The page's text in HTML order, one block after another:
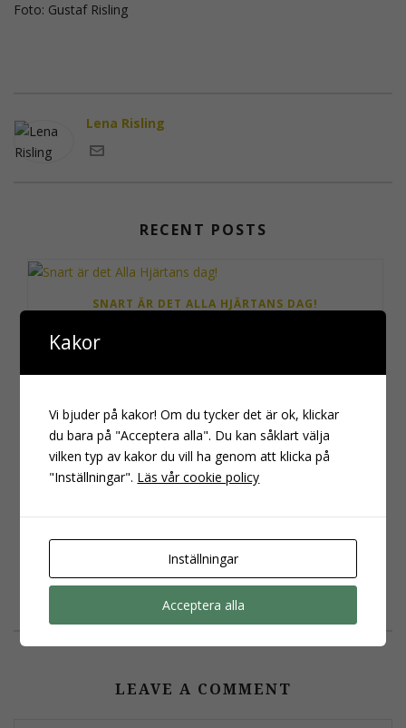
Foto: Gustaf Risling
Lena Risling
RECENT POSTS
SNART ÄR DET ALLA HJÄRTANS DAG!
TÄRNINGSSMYCKEN OCH ANNAT MER NÖRDIGT
AF RISLING PÅ COMIC CON!
LEAVE A COMMENT
Kakor
Vi bjuder på kakor! Om du tycker det är ok, klickar
du bara på "Acceptera alla". Du kan såklart välja
vilken typ av kakor du vill ha genom att klicka på
"Inställningar". Läs vår cookie policy
Inställningar
Acceptera alla